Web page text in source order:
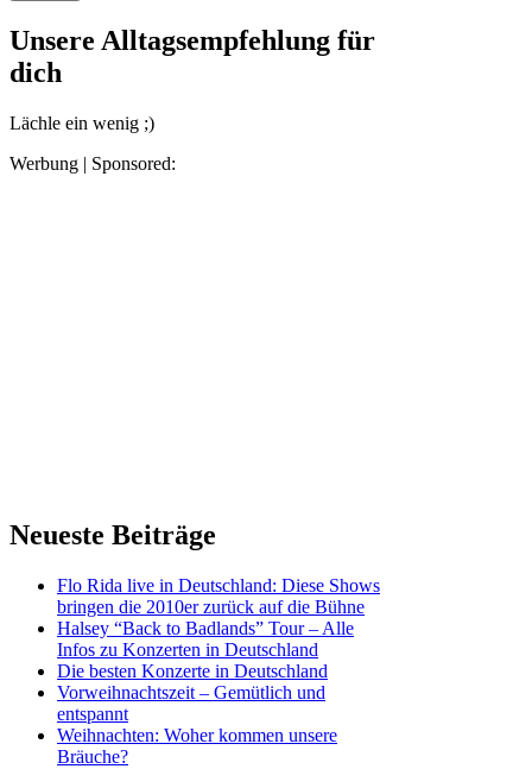
Unsere Alltagsempfehlung für
dich
Lächle ein wenig ;)
Werbung | Sponsored:
Neueste Beiträge
Flo Rida live in Deutschland: Diese Shows
bringen die 2010er zurück auf die Bühne
Halsey “Back to Badlands” Tour – Alle
Infos zu Konzerten in Deutschland
Die besten Konzerte in Deutschland
Vorweihnachtszeit – Gemütlich und
entspannt
Weihnachten: Woher kommen unsere
Bräuche?